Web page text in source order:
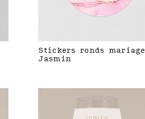
Stickers ronds mariage
Jasmin